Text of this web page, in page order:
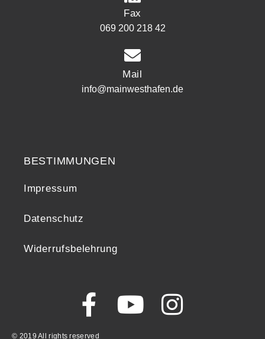
Fax
069 200 218 42
Mail
info@mainwesthafen.de
BESTIMMUNGEN
Impressum
Datenschutz
Widerrufsbelehrung
© 2019 All rights reserved